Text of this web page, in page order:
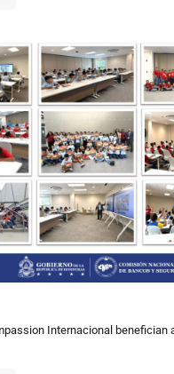
Internacional benefician